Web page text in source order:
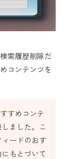
索履歴削除だ
コンテンツを
すめコンテ
ました。こ
ードのおす
もとづいて